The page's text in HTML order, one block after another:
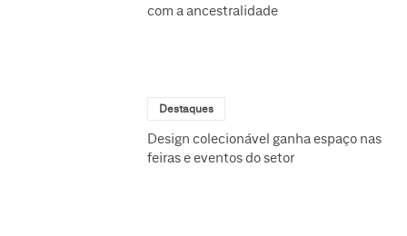
com a ancestralidade
Destaques
Design colecionável ganha espaço nas
feiras e eventos do setor